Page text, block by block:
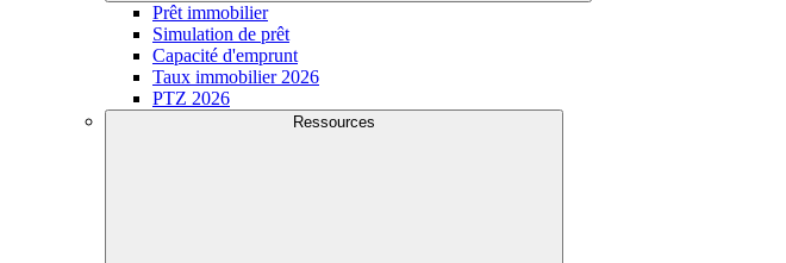
Prêt immobilier
Simulation de prêt
Capacité d'emprunt
Taux immobilier 2026
PTZ 2026
Ressources